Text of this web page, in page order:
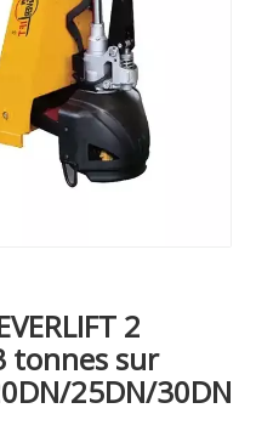
2
tonnes sur
25DN/30DN